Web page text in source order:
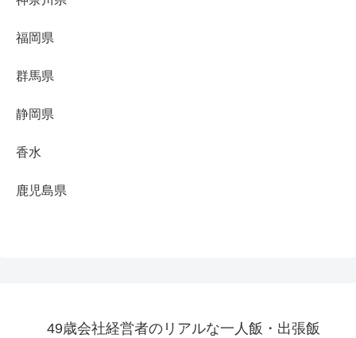
福岡県
群馬県
静岡県
香水
鹿児島県
49歳会社経営者のリアルな一人飯・出張飯